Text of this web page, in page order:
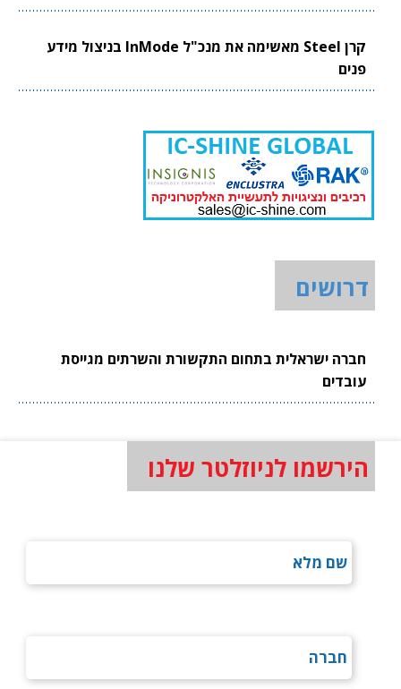
קרן Steel מאשימה את מנכ"ל InMode בניצול מידע
פנים
דרושים
חברה ישראלית בתחום התקשורת והשרתים מגייסת
עובדים
הירשמו לניוזלטר שלנו